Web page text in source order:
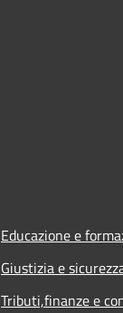
Educazione e
Giustizia e
Tributi,finanze e